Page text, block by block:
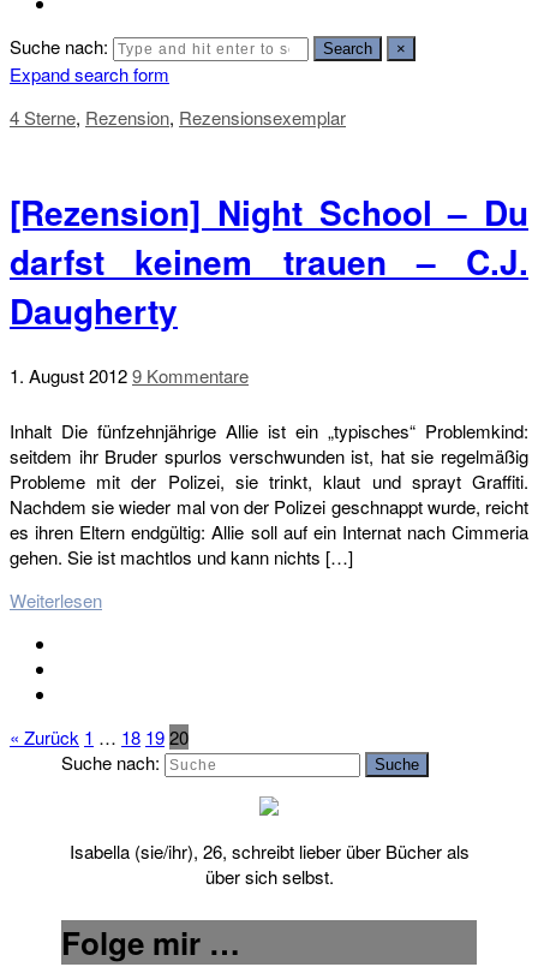
Suche nach: Search ×
Expand search form
4 Sterne, Rezension, Rezensionsexemplar
[Rezension] Night School – Du
darfst keinem trauen – C.J.
Daugherty
1. August 20129 Kommentare
Inhalt Die fünfzehnjährige Allie ist ein „typisches“ Problemkind:
seitdem ihr Bruder spurlos verschwunden ist, hat sie regelmäßig
Probleme mit der Polizei, sie trinkt, klaut und sprayt Graffiti.
Nachdem sie wieder mal von der Polizei geschnappt wurde, reicht
es ihren Eltern endgültig: Allie soll auf ein Internat nach Cimmeria
gehen. Sie ist machtlos und kann nichts […]
Weiterlesen
« Zurück 1 … 18 1920
Suche nach:
Suche
Isabella (sie/ihr), 26, schreibt lieber über Bücher als
über sich selbst.
Folge mir …